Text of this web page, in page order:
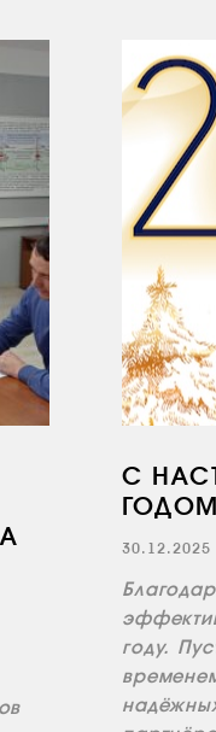
С
30.12.2025
году.